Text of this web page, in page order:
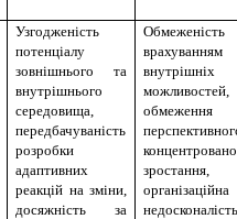
Узгодженість
потенціалу
зовнішнього та
внутрішнього
середовища,
передбачуваність
розробки
адаптивних
реакцій на зміни,
досяжність за
Обмеженість
врахуванням
внутрішніх
можливостей,
обмеження
зростання,
організаційна